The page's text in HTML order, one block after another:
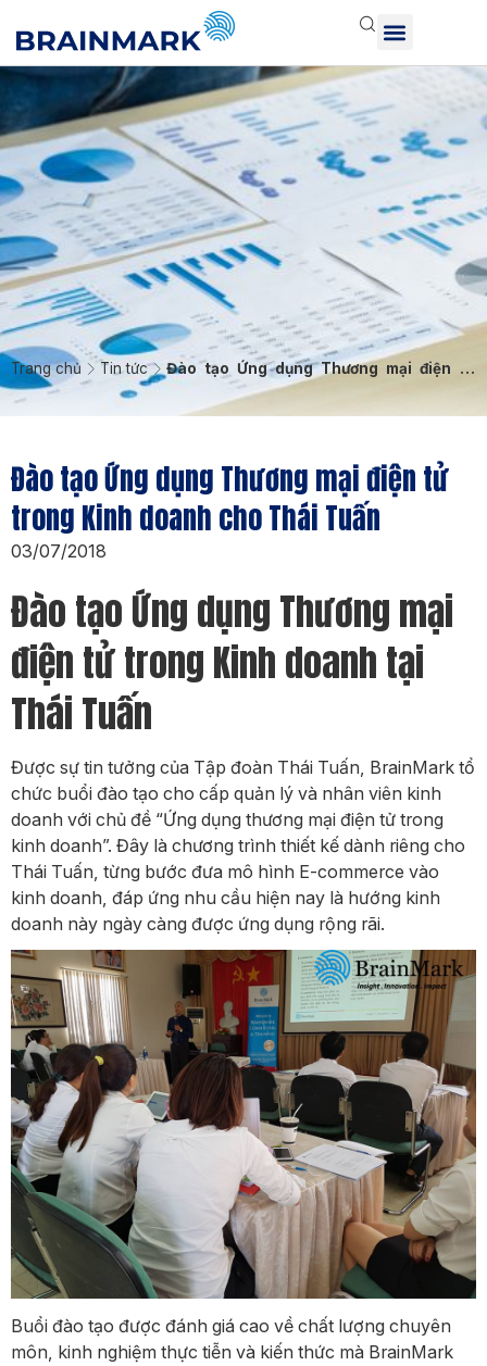
Trang chủ Tin tức
Đào tạo Ứng dụng Thương mại điện tử
trong Kinh doanh cho Thái Tuấn
Đào tạo Ứng dụng Thương mại điện tử
trong Kinh doanh cho Thái Tuấn
03/07/2018
Đào tạo Ứng dụng Thương mại
điện tử trong Kinh doanh tại
Thái Tuấn
Được sự tin tưởng của Tập đoàn Thái Tuấn, BrainMark tổ
chức buổi đào tạo cho cấp quản lý và nhân viên kinh
doanh với chủ đề “Ứng dụng thương mại điện tử trong
kinh doanh”. Đây là chương trình thiết kế dành riêng cho
Thái Tuấn, từng bước đưa mô hình E-commerce vào
kinh doanh, đáp ứng nhu cầu hiện nay là hướng kinh
doanh này ngày càng được ứng dụng rộng rãi.
Buổi đào tạo được đánh giá cao về chất lượng chuyên
môn, kinh nghiệm thực tiễn và kiến thức mà BrainMark